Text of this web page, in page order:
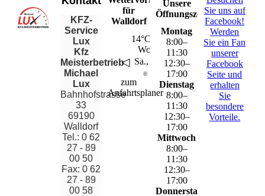
KFZ-
Service
Lux
Kfz
Meisterbetrieb
Michael
Lux
Bahnhofstrasse
33
69190
Walldorf
Tel.: 0 62
27 - 89
00 50
Fax: 0 62
27 - 89
00 58
für
Walldorf
14°C – 34°C
Wolkenlos
◁ Sa., 8. Aug.. ▶
© wetter.net
zum
Anfahrtsplaner
Unsere
Öffnungszeiten
Montag
8:00–
11 :30
12:30–
17:00
Dienstag
8:00–
11 :30
12:30–
17:00
Mittwoch
8:00–
11 :30
12:30–
17:00
Donnerstag
Sie uns auf
Facebook!
Werden
Sie ein Fan
unserer
Facebook
Seite und
erhalten
Sie
besondere
Vorteile.